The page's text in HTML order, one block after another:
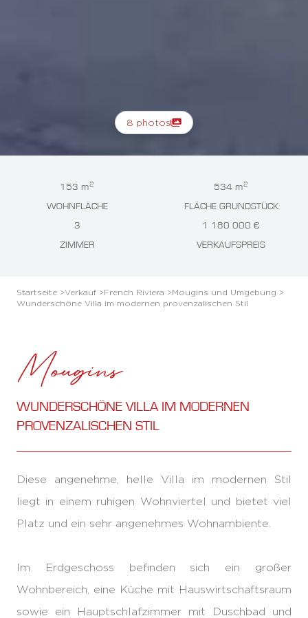
8 photos
153 m2
WOHNFLÄCHE
534 m2
FLÄCHE GRUNDSTÜCK
3
ZIMMER
1 180 000 €
VERKAUFSPREIS
Startseite >Verkauf >French Riviera >Mougins und Umgebung >
Wunderschöne Villa im modernen provenzalischen Stil
Mougins
WUNDERSCHÖNE VILLA IM MODERNEN
PROVENZALISCHEN STIL
Diese angenehme, helle Villa im modernen Stil
liegt in einem ruhigen Wohnviertel und bietet viel
Platz und ein sehr angenehmes Wohnambiente.
Im Erdgeschoss befinden sich ein großer
Wohnbereich, eine Küche mit Hauswirtschaftsraum
sowie ein Hauptschlafzimmer mit Duschbad und